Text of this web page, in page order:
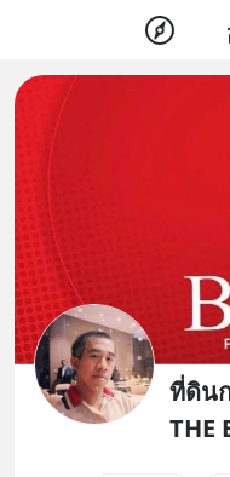
ที่ดิน
THE